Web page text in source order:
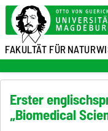
FAKULTÄT FÜR
Erster
„Biomedical